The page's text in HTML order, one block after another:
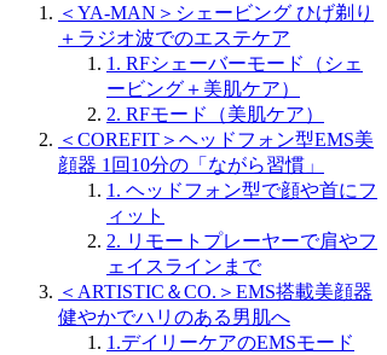
＜YA-MAN＞シェービング ひげ剃り
＋ラジオ波でのエステケア
1. RFシェーバーモード（シェ
ービング＋美肌ケア）
2. RFモード（美肌ケア）
＜COREFIT＞ヘッドフォン型EMS美
顔器 1回10分の「ながら習慣」
1. ヘッドフォン型で顔や首にフ
ィット
2. リモートプレーヤーで肩やフ
ェイスラインまで
＜ARTISTIC＆CO.＞EMS搭載美顔器
健やかでハリのある男肌へ
1.デイリーケアのEMSモード